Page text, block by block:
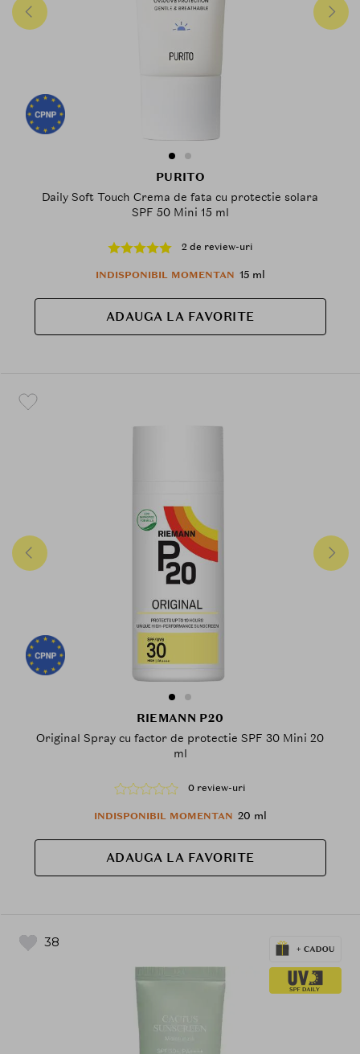
PURITO
Daily Soft Touch Crema de fata cu protectie solara
SPF 50 Mini 15 ml
2 de review-uri
INDISPONIBIL MOMENTAN 15 ml
ADAUGA LA FAVORITE
RIEMANN P20
Original Spray cu factor de protectie SPF 30 Mini 20
ml
0 review-uri
INDISPONIBIL MOMENTAN 20 ml
ADAUGA LA FAVORITE
38